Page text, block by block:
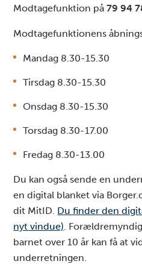
Modtagefunktion på79 94
Modtagefunktionens
Mandag 8.30-15.30
Tirsdag 8.30-15.30
Onsdag 8.30-15.30
Torsdag 8.30-17.00
Fredag 8.30-13.00
Du kan også sende en
en digital blanket via
dit MitID. Du finder den
nyt vindue).
barnet over 10 år kan få at
underretningen.